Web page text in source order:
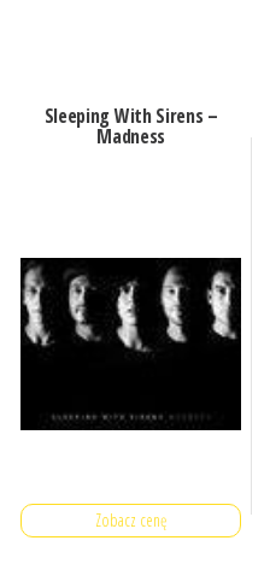
Sleeping With Sirens –
Madness
Zobacz cenę